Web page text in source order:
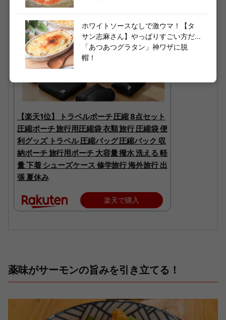
【楽天1位】 トラベルポーチ 圧縮 8点セット
圧縮ポーチ 旅行用圧縮袋 衣類 旅行 圧縮袋 便
利グッズ トラベル 圧縮バッグ 圧縮バック 収
納ポーチ 旅行用ポーチ 大容量 撥水 洗える 軽
量 下着 シューズケース 修学旅行 海外旅行 出
張 夏休み
楽天で購入
薬味がサーモンの旨みを引き立てる！
ホワイトソースなしで激ウマ！【タ
サン志麻さん】やっぱりすごい方だ...
「あつあつグラタン」神ワザに脱
帽！